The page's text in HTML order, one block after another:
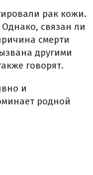
рак кожи.
связан ли
смерти
другими
говорят.
и
родной